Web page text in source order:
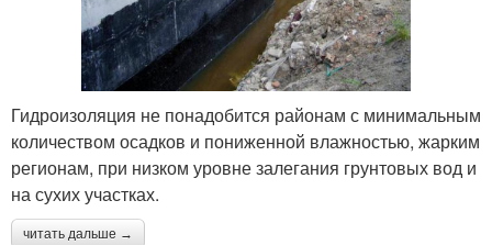
Гидроизоляция не понадобится районам с минимальным
количеством осадков и пониженной влажностью, жарким
регионам, при низком уровне залегания грунтовых вод и
на сухих участках.
читать дальше →